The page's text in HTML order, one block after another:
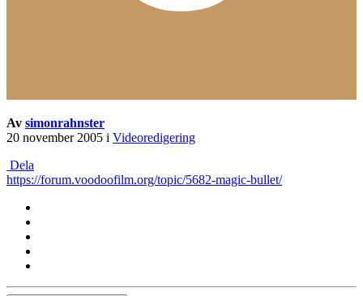
Av simonrahnster
20 november 2005 i Videoredigering
Dela
https://forum.voodoofilm.org/topic/5682-magic-bullet/